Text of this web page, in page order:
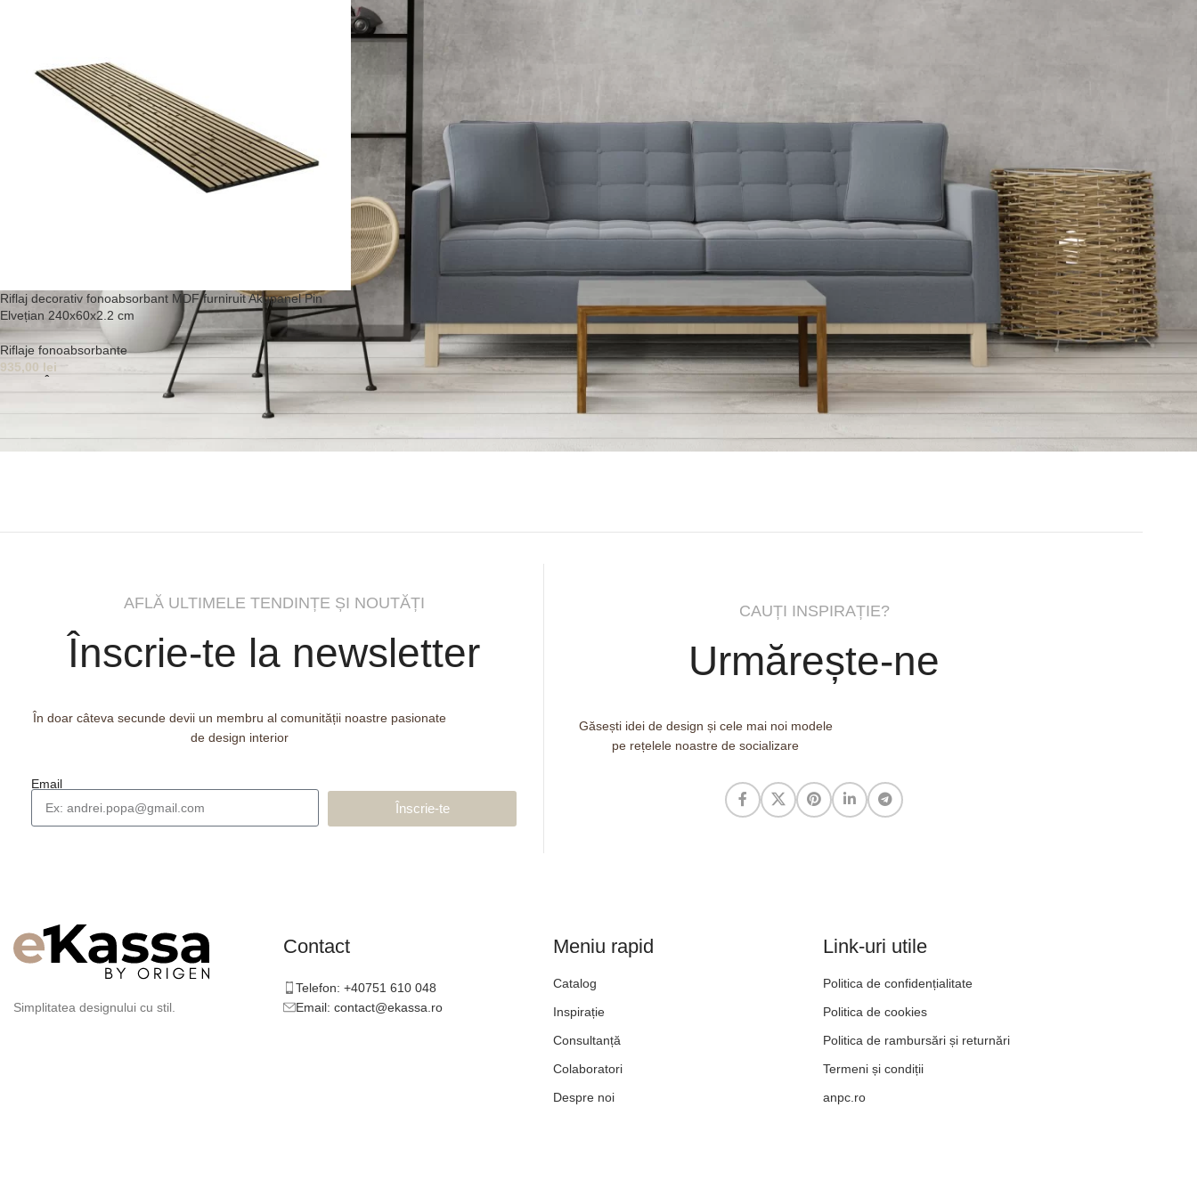
Riflaj decorativ fonoabsorbant MDF furniruit Akupanel Pin
Elvețian 240x60x2.2 cm
Riflaje fonoabsorbante
935,00 lei
AFLĂ ULTIMELE TENDINȚE ȘI NOUTĂȚI
Înscrie-te la newsletter
În doar câteva secunde devii un membru al comunității noastre pasionate
de design interior
Email
Înscrie-te
CAUȚI INSPIRAȚIE?
Urmărește-ne
Găsești idei de design și cele mai noi modele
pe rețelele noastre de socializare
Simplitatea designului cu stil.
Contact
Telefon: +40751 610 048
Email: contact@ekassa.ro
Meniu rapid
Catalog
Inspirație
Consultanță
Colaboratori
Despre noi
Link-uri utile
Politica de confidențialitate
Politica de cookies
Politica de rambursări și returnări
Termeni și condiții
anpc.ro